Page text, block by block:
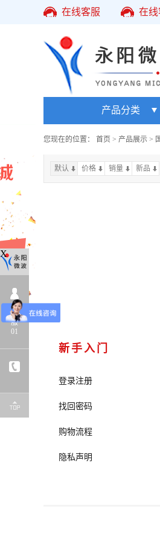
在线客服 在线
产品分类
您现在的位置： 首页 > 产品展示 >
默认 价格 销量 新品
上一页下一
新手入门
登录注册
找回密码
购物流程
隐私声明
X
客
服
01